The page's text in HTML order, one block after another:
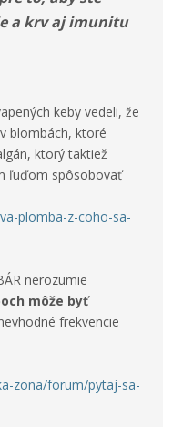
a krv aj imunitu
keby vedeli, že
blombách, ktoré
, ktorý taktiež
ľuďom spôsobovať
plomba-z-coho-sa-
nerozumie
môže byť
frekvencie
zona/forum/pytaj-sa-